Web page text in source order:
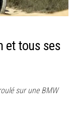
et tous ses
sur une BMW